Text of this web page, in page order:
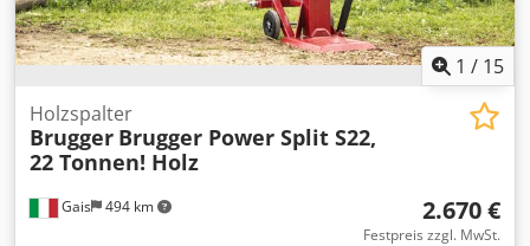
1 / 15
Gais 494 km
Holzspalter
Brugger Brugger Power Split S22,
22 Tonnen! Holz
2.670 €
Festpreis zzgl. MwSt.